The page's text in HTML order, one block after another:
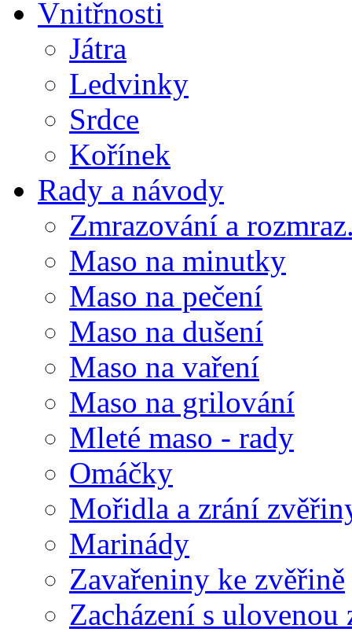
Vnitřnosti
Játra
Ledvinky
Srdce
Kořínek
Rady a návody
Zmrazování a
Maso na minutky
Maso na pečení
Maso na dušení
Maso na vaření
Maso na grilování
Mleté maso - rady
Omáčky
Mořidla a zrání
Marinády
Zavařeniny ke zvěřině
Zacházení s ulovenou